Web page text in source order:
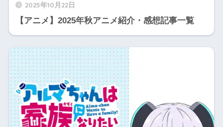
2025年10月22日
【アニメ】2025年秋アニメ紹介・感想記事一覧